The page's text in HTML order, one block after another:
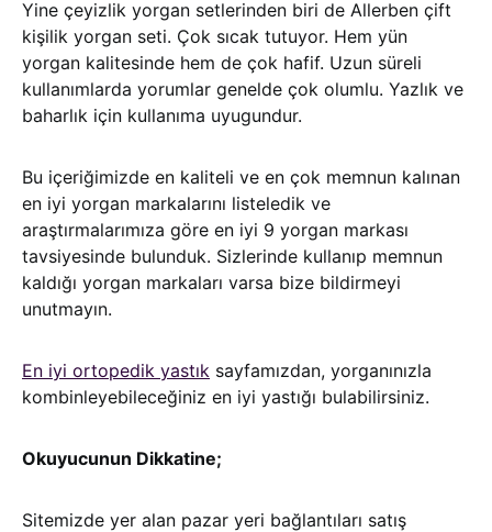
Yine çeyizlik yorgan setlerinden biri de Allerben çift
kişilik yorgan seti. Çok sıcak tutuyor. Hem yün
yorgan kalitesinde hem de çok hafif. Uzun süreli
kullanımlarda yorumlar genelde çok olumlu. Yazlık ve
baharlık için kullanıma uyugundur.
Bu içeriğimizde en kaliteli ve en çok memnun kalınan
en iyi yorgan markalarını listeledik ve
araştırmalarımıza göre en iyi 9 yorgan markası
tavsiyesinde bulunduk. Sizlerinde kullanıp memnun
kaldığı yorgan markaları varsa bize bildirmeyi
unutmayın.
En iyi ortopedik yastık sayfamızdan, yorganınızla
kombinleyebileceğiniz en iyi yastığı bulabilirsiniz.
Okuyucunun Dikkatine;
Sitemizde yer alan pazar yeri bağlantıları satış